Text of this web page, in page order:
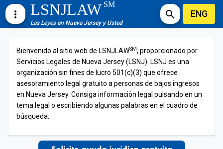
more_vert LSNJLAWSM
Las Leyes en Nueva Jersey y Usted
search ENG
Bienvenido al sitio web de LSNJLAWSM, proporcionado por
Servicios Legales de Nueva Jersey (LSNJ). LSNJ es una
organización sin fines de lucro 501(c)(3) que ofrece
asesoramiento legal gratuito a personas de bajos ingresos
en Nueva Jersey. Consiga información legal pulsando en un
tema legal o escribiendo algunas palabras en el cuadro de
búsqueda.